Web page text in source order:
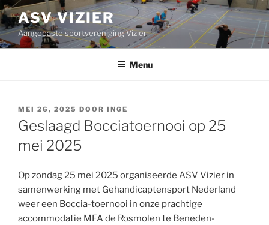
Ga
naar
de
inhoud
ASV VIZIER
Aangepaste sportvereniging Vizier
Menu
GEPLAATST
OP
MEI 26, 2025 DOOR INGE
Geslaagd Bocciatoernooi op 25
mei 2025
Op zondag 25 mei 2025 organiseerde ASV Vizier in
samenwerking met Gehandicaptensport Nederland
weer een Boccia-toernooi in onze prachtige
accommodatie MFA de Rosmolen te Beneden-